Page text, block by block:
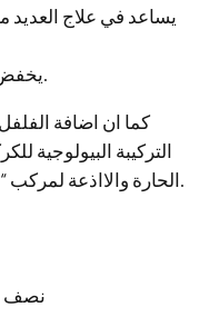
– يخفض مستوى الشحوم الثلاثية في الدم.
كما ان اضافة
الحارة والااذعة لمركب “البيبيرين” الموجود في الفلفل الاسود.
–